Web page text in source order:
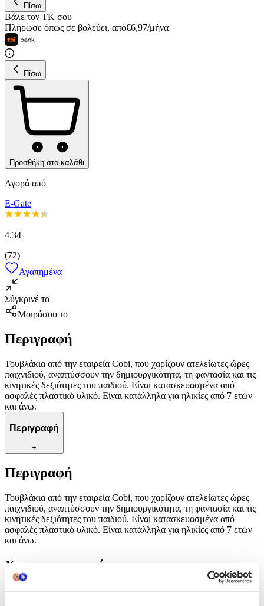
Πίσω
Βάλε τον ΤΚ σου
Πλήρωσε όπως σε βολεύει, από€6,97/μήνα
Πίσω
Προσθήκη στο καλάθι
Αγορά από
E-Gate
4.34
(72)
Αγαπημένα
Σύγκρινέ το
Μοιράσου το
Περιγραφή
Τουβλάκια από την εταιρεία Cobi, που χαρίζουν ατελείωτες ώρες
παιχνιδιού, αναπτύσσουν την δημιουργικότητα, τη φαντασία και τις
κινητικές δεξιότητες του παιδιού. Είναι κατασκευασμένα από
ασφαλές πλαστικό υλικό. Είναι κατάλληλα για ηλικίες από 7 ετών
και άνω.
Περιγραφή
+
Περιγραφή
Τουβλάκια από την εταιρεία Cobi, που χαρίζουν ατελείωτες ώρες
παιχνιδιού, αναπτύσσουν την δημιουργικότητα, τη φαντασία και τις
κινητικές δεξιότητες του παιδιού. Είναι κατασκευασμένα από
ασφαλές πλαστικό υλικό. Είναι κατάλληλα για ηλικίες από 7 ετών
και άνω.
Χαρακτηριστικά
Κατασκευαστής: